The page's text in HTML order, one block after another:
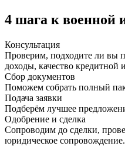
4 шага к военной
Консультация
Проверим, подходите ли вы
доходы, качество кредитной
Сбор документов
Поможем собрать полный
Подача заявки
Подберём лучшее
Одобрение и сделка
Сопроводим до сделки,
юридическое сопровождение.